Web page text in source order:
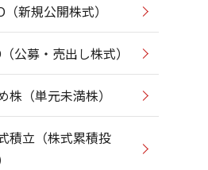
（新規公開株式）
公募・売出し株式）
株（単元未満株）
積立（株式累積投